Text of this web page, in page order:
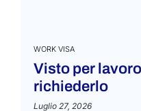
WORK VISA
Visto per
richiederlo
Luglio 27, 2026